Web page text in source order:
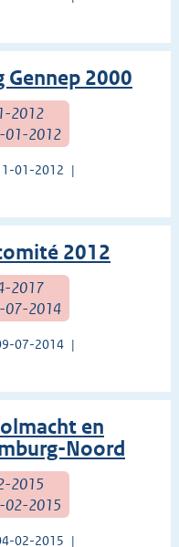
2000
2012
01-2012
01-2012
2012
2017
07-2014
07-2014
en
Noord
2015
02-2015
02-2015